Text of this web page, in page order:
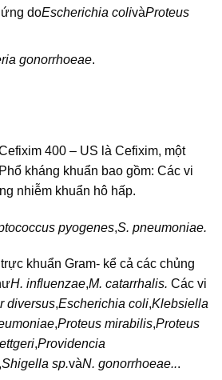
doEscherichia colivàProteus
gonorrhoeae.
400 – US là Cefixim, một
kháng khuẩn bao gồm: Các vi
nhiễm khuẩn hô hấp.
pyogenes,S. pneumoniae.
khuẩn Gram- kể cả các chủng
H. influenzae,M. catarrhalis. Các vi
diversus,Escherichia coli,Klebsiella
,Proteus mirabilis,Proteus
,Providencia
,Shigella sp.vàN. gonorrhoeae...